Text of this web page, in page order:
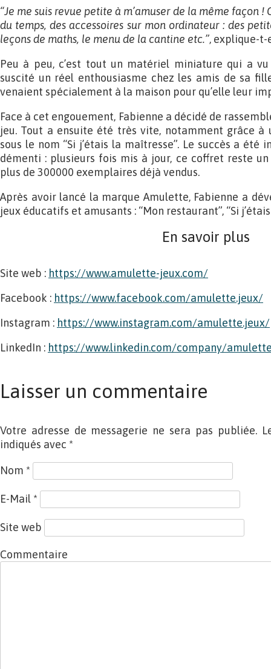
“Je me suis revue petite à m’amuser de la même façon !
du temps, des accessoires sur mon ordinateur : des
leçons de maths, le menu de la cantine etc.”, explique-t-
Peu à peu, c’est tout un matériel miniature qui a
suscité un réel enthousiasme chez les amis de sa
venaient spécialement à la maison pour qu’elle leur
Face à cet engouement, Fabienne a décidé de
jeu. Tout a ensuite été très vite, notamment grâce à
sous le nom “Si j’étais la maîtresse”. Le succès a été
démenti : plusieurs fois mis à jour, ce coffret reste un
plus de 300000 exemplaires déjà vendus.
Après avoir lancé la marque Amulette, Fabienne a
jeux éducatifs et amusants : “Mon restaurant”, “Si
En savoir plus
Site web : https://www.amulette-jeux.com/
Facebook : https://www.facebook.com/amulette.jeux/
Instagram : https://www.instagram.com/amulette.jeux/
LinkedIn : https://www.linkedin.com/company/
Laisser un commentaire
Votre adresse de messagerie ne sera pas publiée.
indiqués avec *
Nom *
E-Mail *
Site web
Commentaire